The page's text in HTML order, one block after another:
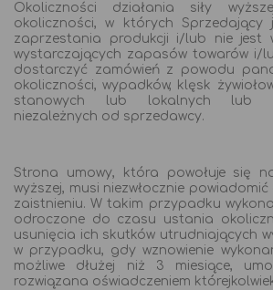
Okoliczności działania siły
okoliczności, w których Sprzedający
zaprzestania produkcji i/lub nie jest
wystarczających zapasów towarów i/
dostarczyć zamówień z powodu
okoliczności, wypadków, klęsk
stanowych lub lokalnych lub
niezależnych od sprzedawcy.
Strona umowy, która powołuje się
wyższej, musi niezwłocznie
zaistnieniu. W takim przypadku
odroczone do czasu ustania
usunięcia ich skutków utrudniających
w przypadku, gdy wznowienie
możliwe dłużej niż 3 miesiące,
rozwiązana oświadczeniem